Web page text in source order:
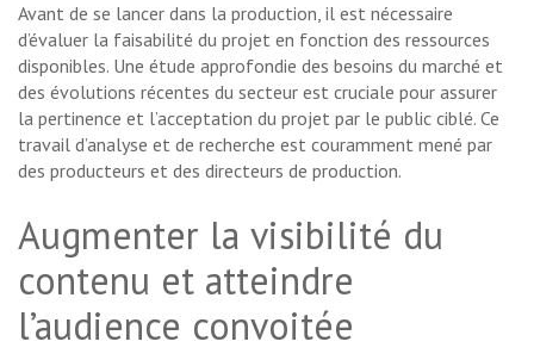
Avant de se lancer dans la production, il est nécessaire
d’évaluer la faisabilité du projet en fonction des ressources
disponibles. Une étude approfondie des besoins du marché et
des évolutions récentes du secteur est cruciale pour assurer
la pertinence et l’acceptation du projet par le public ciblé. Ce
travail d’analyse et de recherche est couramment mené par
des producteurs et des directeurs de production.
Augmenter la visibilité du
contenu et atteindre
l’audience convoitée